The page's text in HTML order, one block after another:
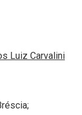
Luiz Carvalini